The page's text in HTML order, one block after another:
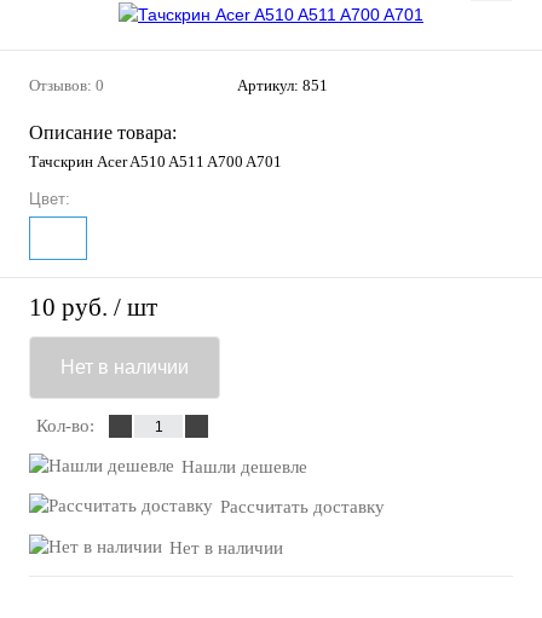
Отзывов: 0 Артикул: 851
Описание товара:
Тачскрин Acer A510 A511 A700 A701
Цвет:
10 руб. / шт
Нет в наличии
Кол-во:
Нашли дешевле
Рассчитать доставку
Нет в наличии